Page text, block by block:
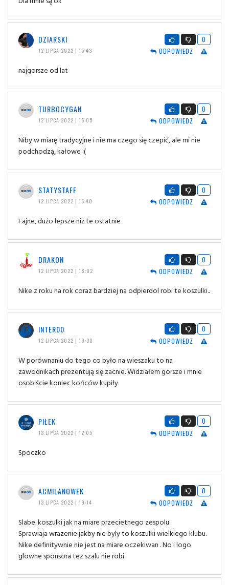
DZIARSKI
12 LIPCA 2022 | 15:43
0
ODPOWIEDZ
najgorsze od lat
TURBOCYGAN
12 LIPCA 2022 | 16:05
0
ODPOWIEDZ
Niby w miarę tradycyjne i nie ma czego się czepić, ale mi nie
podchodzą, kałowe :(
STATYSTAFF
12 LIPCA 2022 | 16:40
0
ODPOWIEDZ
Fajne, dużo lepsze niż te ostatnie
DRAKON
12 LIPCA 2022 | 18:02
0
ODPOWIEDZ
Nike z roku na rok coraz bardziej na odpierdol robi te koszulki..
INTER00
12 LIPCA 2022 | 19:30
0
ODPOWIEDZ
W porównaniu do tego co było na wieszaku to na
zawodnikach prezentują się zacnie. Widziałem gorsze i mnie
osobiście koniec końców kupiły
PIŁEK
13 LIPCA 2022 | 12:05
0
ODPOWIEDZ
Spoczko
ACMILANOWEK
13 LIPCA 2022 | 19:14
0
ODPOWIEDZ
Slabe. koszulki jak na miare przecietnego zespolu
Sprawiaja wrazenie jakby nie byly to koszulki wielkiego klubu.
Nike definitywnie nie jest na miare oczekiwan . No i logo
glowne sponsora tez szalu nie robi